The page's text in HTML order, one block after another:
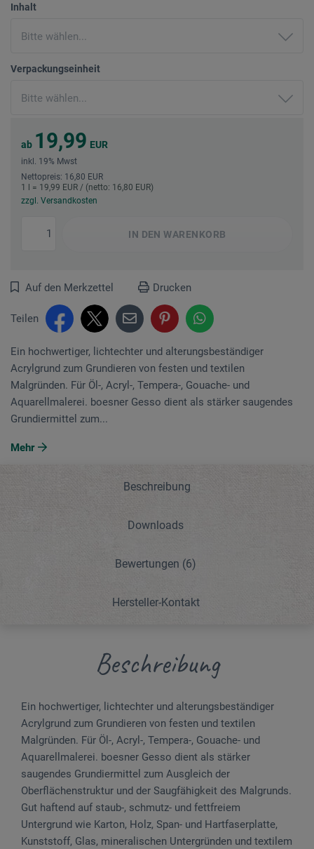
Inhalt
Verpackungseinheit
ab 19,99 EUR
inkl. 19% Mwst
Nettopreis: 16,80 EUR
1 l = 19,99 EUR / (netto: 16,80 EUR)
zzgl. Versandkosten
IN DEN WARENKORB
Auf den Merkzettel Drucken
Teilen
Ein hochwertiger, lichtechter und alterungsbeständiger
Acrylgrund zum Grundieren von festen und textilen
Malgründen. Für Öl-, Acryl-, Tempera-, Gouache- und
Aquarellmalerei. boesner Gesso dient als stärker saugendes
Grundiermittel zum...
Mehr
Beschreibung
Downloads
Bewertungen (6)
Hersteller-Kontakt
Beschreibung
Ein hochwertiger, lichtechter und alterungsbeständiger
Acrylgrund zum Grundieren von festen und textilen
Malgründen. Für Öl-, Acryl-, Tempera-, Gouache- und
Aquarellmalerei. boesner Gesso dient als stärker
saugendes Grundiermittel zum Ausgleich der
Oberflächenstruktur und der Saugfähigkeit des Malgrunds.
Gut haftend auf staub-, schmutz- und fettfreiem
Untergrund wie Karton, Holz, Span- und Hartfaserplatte,
Kunststoff, Glas, mineralischen Untergründen und textilem